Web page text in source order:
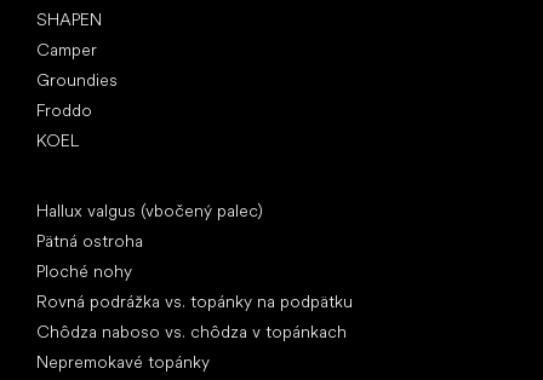
SHAPEN
Camper
Groundies
Froddo
KOEL
Hallux valgus (vbočený palec)
Pätná ostroha
Ploché nohy
Rovná podrážka vs. topánky na podpätku
Chôdza naboso vs. chôdza v topánkach
Nepremokavé topánky